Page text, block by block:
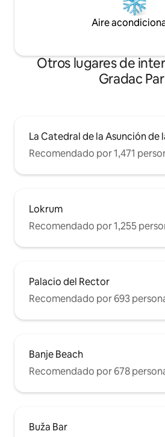
Aire
Otros lugares de
Gradac
La Catedral de la Asunción de
Recomendado por 1,471
Lokrum
Recomendado por 1,255
Palacio del Rector
Recomendado por 693
Banje Beach
Recomendado por 678
Buža Bar